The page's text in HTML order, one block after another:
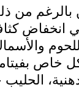
بالرغم من
انخفاض
خاص